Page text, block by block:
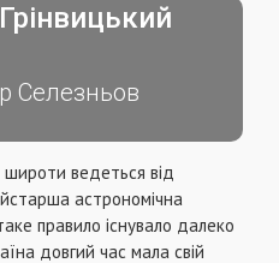
Селезньов
широти ведеться від
астрономічна
правило існувало далеко
довгий час мала свій